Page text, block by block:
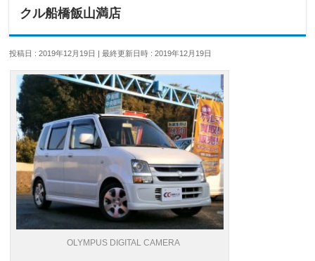
クル船橋飯山満店
投稿日 : 2019年12月19日 最終更新日時 : 2019年12月19日
OLYMPUS DIGITAL CAMERA